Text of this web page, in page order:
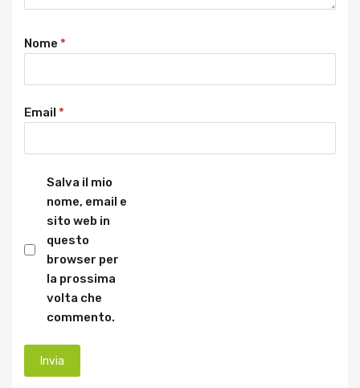
Nome *
Email *
Salva il mio
nome, email e
sito web in
questo
browser per
la prossima
volta che
commento.